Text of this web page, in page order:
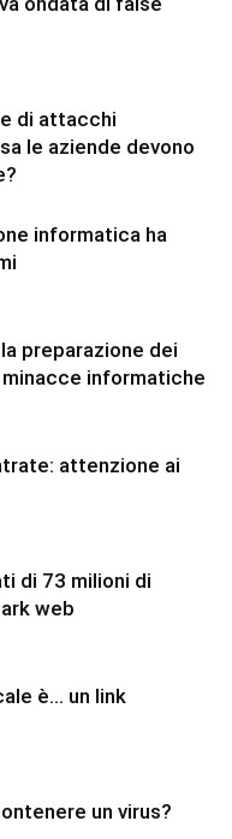
di attacchi
le aziende devono
informatica ha
preparazione dei
informatiche
attenzione ai
di 73 milioni di
web
è… un link
un virus?